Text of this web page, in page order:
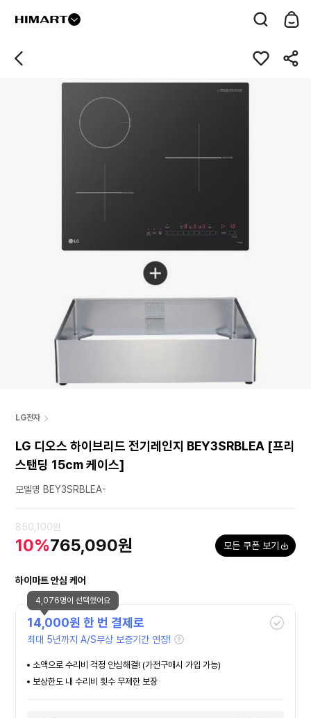
LG전자
LG 디오스 하이브리드 전기레인지 BEY3SRBLEA [프리
스탠딩 15cm 케이스]
모델명 BEY3SRBLEA-
850,100원
10%765,090원 모든 쿠폰 보기
하이마트 안심 케어
14,000원 한 번 결제로
최대 5년까지 A/S무상 보증기간 연장!
소액으로 수리비 걱정 안심해결! (가전구매시 가입 가능)
보상한도 내 수리비 횟수 무제한 보장
4,076명이 선택했어요